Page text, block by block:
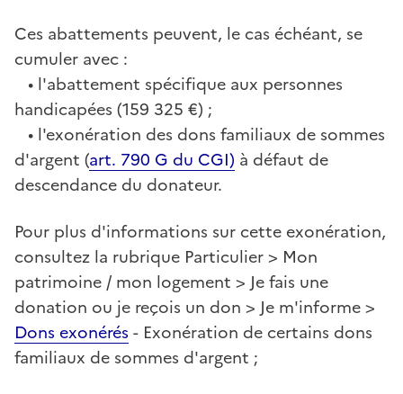
Ces abattements peuvent, le cas échéant, se
cumuler avec :
• l'abattement spécifique aux personnes
handicapées (159 325 €) ;
• l'exonération des dons familiaux de sommes
d'argent (art. 790 G du CGI) à défaut de
descendance du donateur.
Pour plus d'informations sur cette exonération,
consultez la rubrique Particulier > Mon
patrimoine / mon logement > Je fais une
donation ou je reçois un don > Je m'informe >
Dons exonérés - Exonération de certains dons
familiaux de sommes d'argent ;